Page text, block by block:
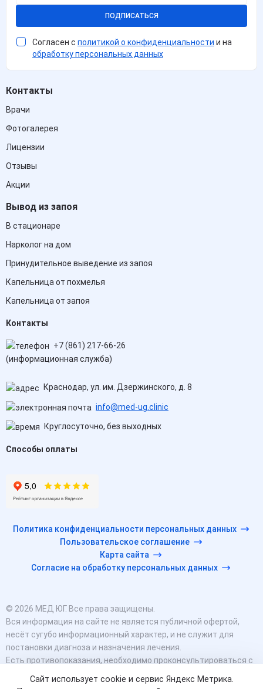
ПОДПИСАТЬСЯ
Согласен с политикой о конфиденциальности и на
обработку персональных данных
Контакты
Врачи
Фотогалерея
Лицензии
Отзывы
Акции
Вывод из запоя
В стационаре
Нарколог на дом
Принудительное выведение из запоя
Капельница от похмелья
Капельница от запоя
Контакты
+7 (861) 217-66-26
(информационная служба)
Краснодар, ул. им. Дзержинского, д. 8
info@med-ug.clinic
Круглосуточно, без выходных
Способы оплаты
Политика конфиденциальности персональных данных
Пользовательское соглашение
Карта сайта
Согласие на обработку персональных данных
© 2026 МЕД ЮГ. Все права защищены.
Вся информация на сайте не является публичной офертой,
несёт сугубо информационный характер, и не служит для
постановки диагноза и назначения лечения.
Есть противопоказания, необходимо проконсультироваться с
врачом. Консультационные услуги, оказываемые по телефону,
мессенджерам и в соцсетях носят исключительно
Сайт использует cookie и сервис Яндекс Метрика.